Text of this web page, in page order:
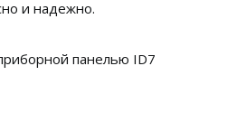
и надежно.
панелью ID7